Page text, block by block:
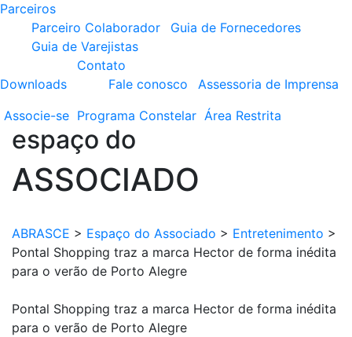
Parceiros
Parceiro Colaborador
Guia de Fornecedores
Guia de Varejistas
Downloads
Contato
Fale conosco
Assessoria de Imprensa
Associe-se Programa Constelar Área Restrita
espaço do
ASSOCIADO
ABRASCE > Espaço do Associado > Entretenimento >
Pontal Shopping traz a marca Hector de forma inédita
para o verão de Porto Alegre
Pontal Shopping traz a marca Hector de forma inédita
para o verão de Porto Alegre